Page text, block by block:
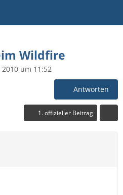
Wildfire
um 11:52
Antworten
1. offizieller Beitrag